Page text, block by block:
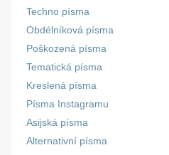
Techno písma
Obdélníková písma
Poškozená písma
Tematická písma
Kreslená písma
Písma Instagramu
Asijská písma
Alternativní písma